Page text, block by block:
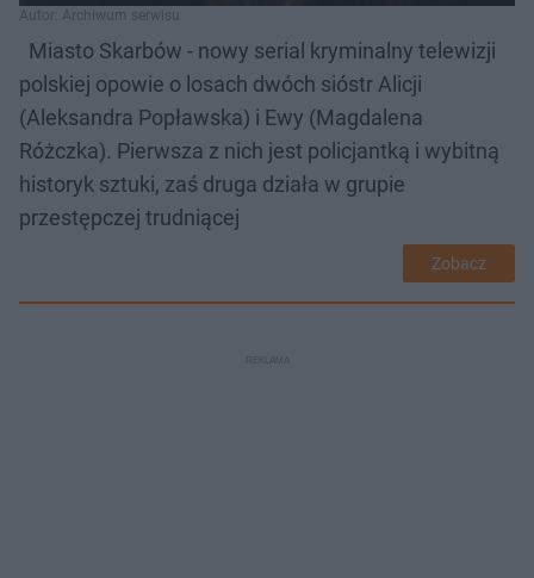
Autor: Archiwum serwisu
Miasto Skarbów - nowy serial kryminalny telewizji
polskiej opowie o losach dwóch sióstr Alicji
(Aleksandra Popławska) i Ewy (Magdalena
Różczka). Pierwsza z nich jest policjantką i wybitną
historyk sztuki, zaś druga działa w grupie
przestępczej trudniącej
Zobacz